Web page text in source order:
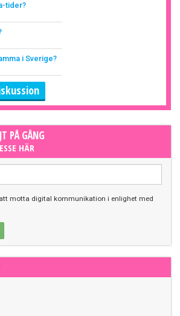
tider?
i Sverige?
PÅ GÅNG
HÄR
motta digital kommunikation i enlighet med